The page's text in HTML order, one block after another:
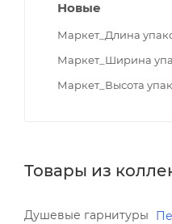
Новые
Маркет_Длина
Маркет_Ширина
Маркет_Высота
Товары из
Душевые гарнитуры